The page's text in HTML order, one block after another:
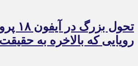
تحول
رویایی که بالاخره به